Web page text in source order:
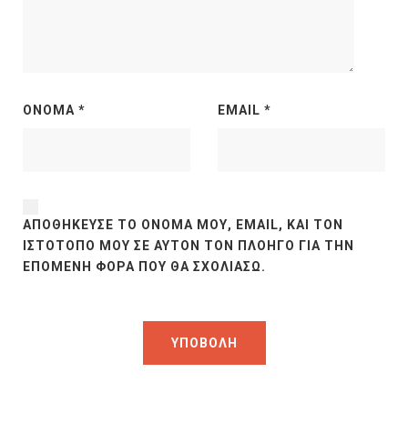
ΌΝΟΜΑ * EMAIL *
ΑΠΟΘΉΚΕΥΣΕ ΤΟ ΌΝΟΜΆ ΜΟΥ, EMAIL, ΚΑΙ ΤΟΝ
ΙΣΤΌΤΟΠΟ ΜΟΥ ΣΕ ΑΥΤΌΝ ΤΟΝ ΠΛΟΗΓΌ ΓΙΑ ΤΗΝ
ΕΠΌΜΕΝΗ ΦΟΡΆ ΠΟΥ ΘΑ ΣΧΟΛΙΆΣΩ.